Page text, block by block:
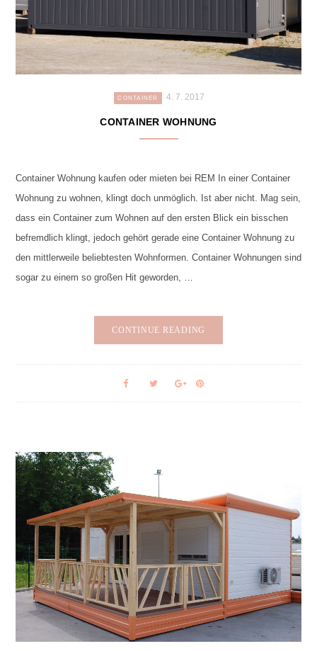
CONTAINER 4. 7. 2017
CONTAINER WOHNUNG
Container Wohnung kaufen oder mieten bei REM In einer Container
Wohnung zu wohnen, klingt doch unmöglich. Ist aber nicht. Mag sein,
dass ein Container zum Wohnen auf den ersten Blick ein bisschen
befremdlich klingt, jedoch gehört gerade eine Container Wohnung zu
den mittlerweile beliebtesten Wohnformen. Container Wohnungen sind
sogar zu einem so großen Hit geworden, …
CONTINUE READING